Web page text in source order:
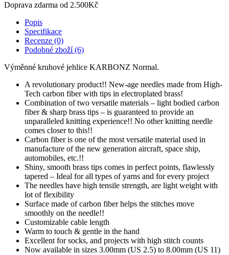
Doprava zdarma od 2.500Kč
Popis
Specifikace
Recenze (0)
Podobné zboží (6)
Výměnné kruhové jehlice KARBONZ Normal.
A revolutionary product!! New-age needles made from High-
Tech carbon fiber with tips in electroplated brass!
Combination of two versatile materials – light bodied carbon
fiber & sharp brass tips – is guaranteed to provide an
unparalleled knitting experience!! No other knitting needle
comes closer to this!!
Carbon fiber is one of the most versatile material used in
manufacture of the new generation aircraft, space ship,
automobiles, etc.!!
Shiny, smooth brass tips comes in perfect points, flawlessly
tapered – Ideal for all types of yarns and for every project
The needles have high tensile strength, are light weight with
lot of flexibility
Surface made of carbon fiber helps the stitches move
smoothly on the needle!!
Customizable cable length
Warm to touch & gentle in the hand
Excellent for socks, and projects with high stitch counts
Now available in sizes 3.00mm (US 2.5) to 8.00mm (US 11)